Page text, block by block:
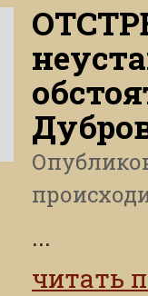
...
читать